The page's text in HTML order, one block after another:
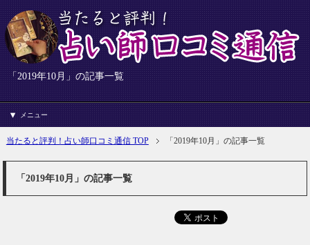
「2019年10月」の記事一覧
メニュー
当たると評判！占い師口コミ通信 TOP 「2019年10月」の記事一覧
「2019年10月」の記事一覧